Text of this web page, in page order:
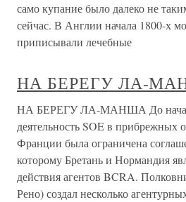
само купание было далеко не
сейчас. В Англии начала 1800-х
приписывали лечебные
НА БЕРЕГУ ЛА-
НА БЕРЕГУ ЛА-МАНША До
деятельность SOE в прибрежных
Франции была ограничена
которому Бретань и Нормандия
действия агентов BCRA.
Рено) создал несколько